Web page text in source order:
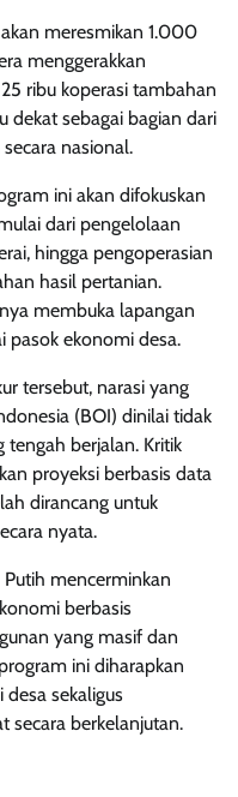
meresmikan 1.000
menggerakkan
ribu koperasi tambahan
dekat sebagai bagian dari
nasional.
ini akan difokuskan
dari pengelolaan
hingga pengoperasian
hasil pertanian.
membuka lapangan
pasok ekonomi desa.
tersebut, narasi yang
(BOI) dinilai tidak
berjalan. Kritik
proyeksi berbasis data
dirancang untuk
nyata.
Putih mencerminkan
berbasis
yang masif dan
ini diharapkan
sekaligus
secara berkelanjutan.